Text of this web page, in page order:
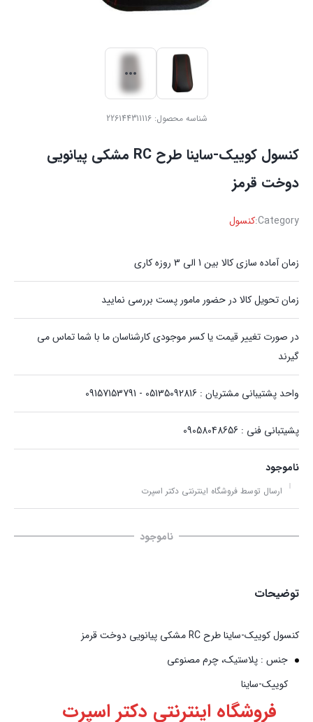
شناسه محصول:226144311116
‏کنسول کوییک-ساینا طرح RC مشکی پیانویی
دوخت قرمز
Category:کنسول
زمان آماده سازی کالا بین 1 الی 3 روزه کاری
زمان تحویل کالا در حضور مامور پست بررسی نمایید
در صورت تغییر قیمت یا کسر موجودی کارشناسان ما با شما تماس می
گیرند
واحد پشتیبانی مشتریان : 05135092816 - 09157153791
پشیتبانی فنی : 09058048656
ناموجود
ارسال توسط فروشگاه اینترنتی دکتر اسپرت
ناموجود
توضیحات
‏کنسول کوییک-ساینا طرح RC مشکی پیانویی دوخت قرمز
جنس : پلاستیک، چرم مصنوعی
کوییک-ساینا
فروشگاه اینترنتی دکتر اسپرت